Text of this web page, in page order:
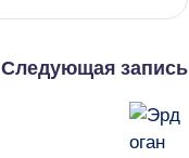
Следующая запись